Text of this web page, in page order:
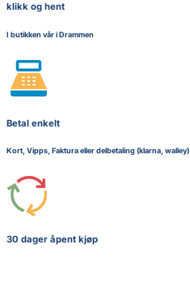
klikk og hent
I butikken vår i Drammen
Betal enkelt
Kort, Vipps, Faktura eller delbetaling (klarna, walley)
30 dager åpent kjøp